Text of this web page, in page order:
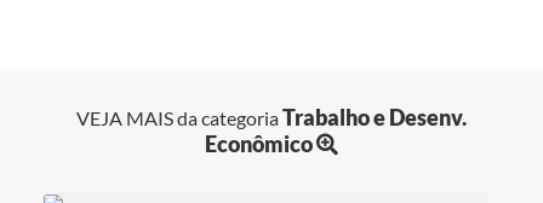
VEJA MAIS da categoriaTrabalho e Desenv.
Econômico